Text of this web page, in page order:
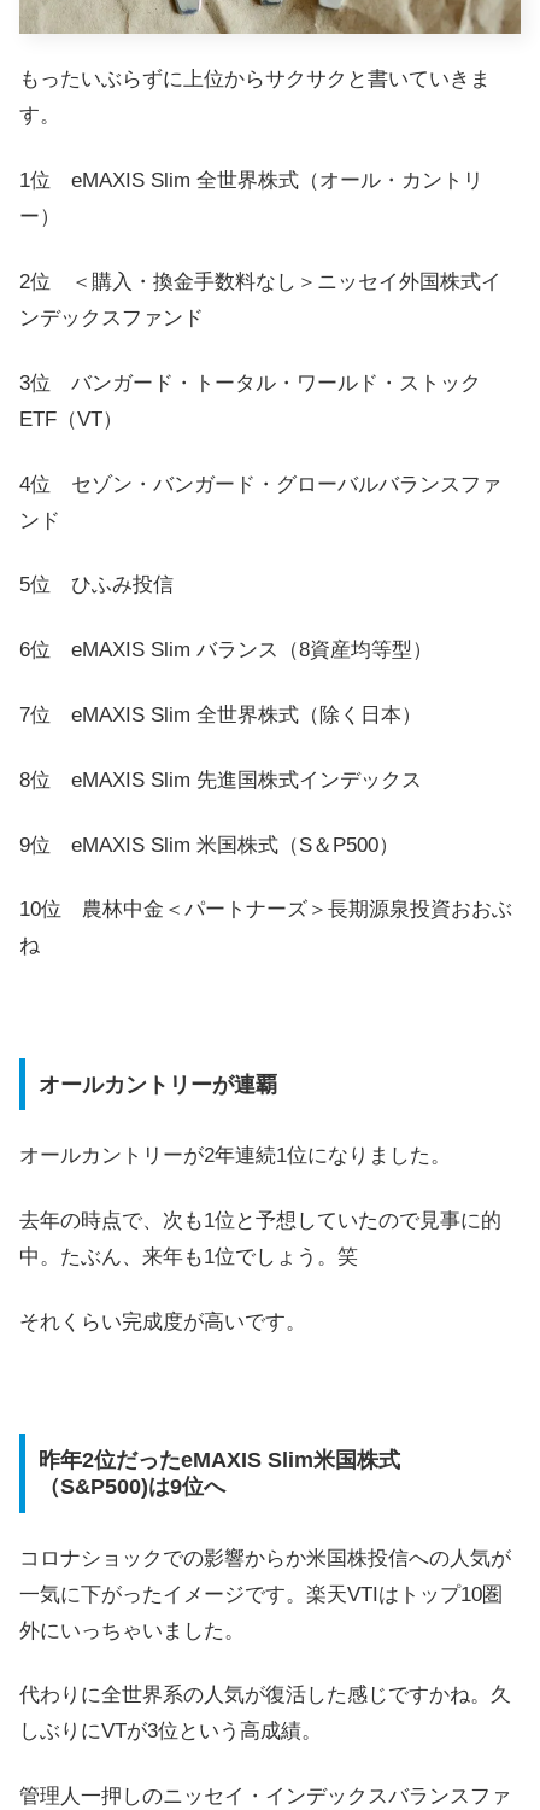
もったいぶらずに上位からサクサクと書いていきま
す。
1位 eMAXIS Slim 全世界株式（オール・カントリ
ー）
2位 ＜購入・換金手数料なし＞ニッセイ外国株式イ
ンデックスファンド
3位 バンガード・トータル・ワールド・ストック
ETF（VT）
4位 セゾン・バンガード・グローバルバランスファ
ンド
5位 ひふみ投信
6位 eMAXIS Slim バランス（8資産均等型）
7位 eMAXIS Slim 全世界株式（除く日本）
8位 eMAXIS Slim 先進国株式インデックス
9位 eMAXIS Slim 米国株式（S＆P500）
10位 農林中金＜パートナーズ＞長期源泉投資おおぶ
ね
オールカントリーが連覇
オールカントリーが2年連続1位になりました。
去年の時点で、次も1位と予想していたので見事に的
中。たぶん、来年も1位でしょう。笑
それくらい完成度が高いです。
昨年2位だったeMAXIS Slim米国株式
（S&P500)は9位へ
コロナショックでの影響からか米国株投信への人気が
一気に下がったイメージです。楽天VTIはトップ10圏
外にいっちゃいました。
代わりに全世界系の人気が復活した感じですかね。久
しぶりにVTが3位という高成績。
管理人一押しのニッセイ・インデックスバランスファ